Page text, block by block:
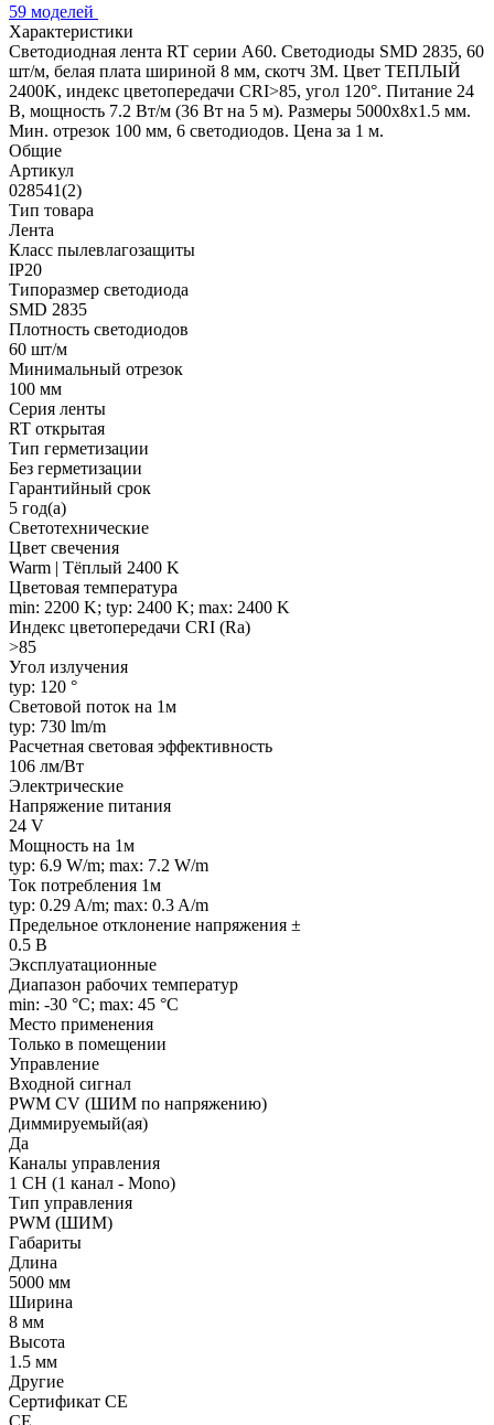
59 моделей
Характеристики
Светодиодная лента RT серии A60. Светодиоды SMD 2835, 60
шт/м, белая плата шириной 8 мм, скотч 3M. Цвет ТЕПЛЫЙ
2400K, индекс цветопередачи CRI>85, угол 120°. Питание 24
В, мощность 7.2 Вт/м (36 Вт на 5 м). Размеры 5000x8x1.5 мм.
Мин. отрезок 100 мм, 6 светодиодов. Цена за 1 м.
Общие
Артикул
028541(2)
Тип товара
Лента
Класс пылевлагозащиты
IP20
Типоразмер светодиода
SMD 2835
Плотность светодиодов
60 шт/м
Минимальный отрезок
100 мм
Серия ленты
RT открытая
Тип герметизации
Без герметизации
Гарантийный срок
5 год(а)
Светотехнические
Цвет свечения
Warm | Тёплый 2400 K
Цветовая температура
min: 2200 K; typ: 2400 K; max: 2400 K
Индекс цветопередачи CRI (Ra)
>85
Угол излучения
typ: 120 °
Световой поток на 1м
typ: 730 lm/m
Расчетная световая эффективность
106 лм/Вт
Электрические
Напряжение питания
24 V
Мощность на 1м
typ: 6.9 W/m; max: 7.2 W/m
Ток потребления 1м
typ: 0.29 A/m; max: 0.3 A/m
Предельное отклонение напряжения ±
0.5 В
Эксплуатационные
Диапазон рабочих температур
min: -30 °C; max: 45 °C
Место применения
Только в помещении
Управление
Входной сигнал
PWM СV (ШИМ по напряжению)
Диммируемый(ая)
Да
Каналы управления
1 CH (1 канал - Mono)
Тип управления
PWM (ШИМ)
Габариты
Длина
5000 мм
Ширина
8 мм
Высота
1.5 мм
Другие
Сертификат CE
CE